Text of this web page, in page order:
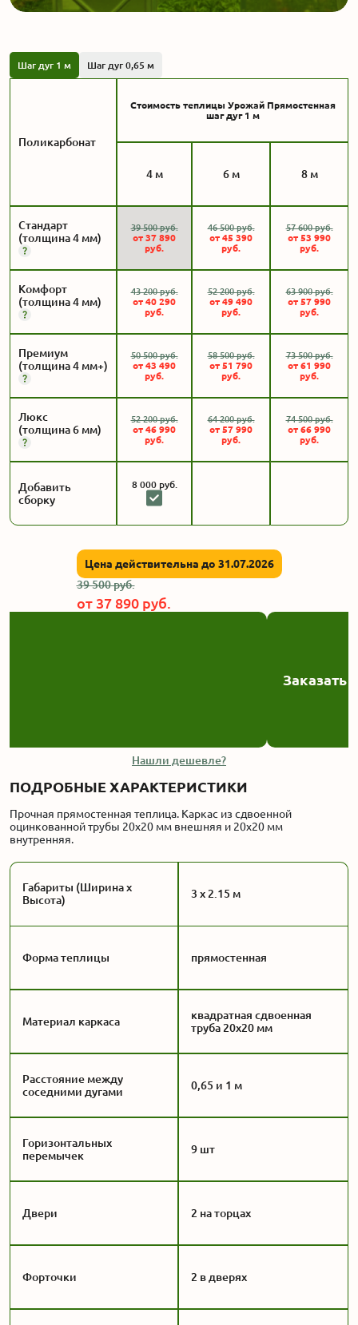
Шаг дуг 1 м Шаг дуг 0,65 м
Поликарбонат
Стоимость теплицы Урожай Прямостенная
шаг дуг 1 м
4 м 6 м 8 м
Стандарт
(толщина 4 мм)
39 500руб.
от 37 890
руб.
46 500руб.
от 45 390
руб.
57 600руб.
от 53 990
руб.
Комфорт
(толщина 4 мм)
43 200руб.
от 40 290
руб.
52 200руб.
от 49 490
руб.
63 900руб.
от 57 990
руб.
Премиум
(толщина 4 мм+)
50 500руб.
от 43 490
руб.
58 500руб.
от 51 790
руб.
73 500руб.
от 61 990
руб.
Люкс
(толщина 6 мм)
52 200руб.
от 46 990
руб.
64 200руб.
от 57 990
руб.
74 500руб.
от 66 990
руб.
Добавить
сборку
8 000руб.
Цена действительна до 31.07.2026
39 500руб.
от 37 890руб.
Заказать
Нашли дешевле?
ПОДРОБНЫЕ ХАРАКТЕРИСТИКИ
Прочная прямостенная теплица. Каркас из сдвоенной
оцинкованной трубы 20x20 мм внешняя и 20x20 мм
внутренняя.
Габариты (Ширина x
Высота)
3 x 2.15 м
Форма теплицы прямостенная
Материал каркаса
квадратная сдвоенная
труба 20x20 мм
Расстояние между
соседними дугами
0,65 и 1 м
Горизонтальных
перемычек
9 шт
Двери 2 на торцах
Форточки 2 в дверях